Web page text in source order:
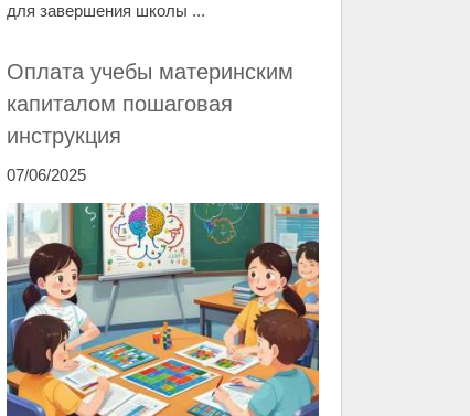
для завершения школы ...
Оплата учебы материнским
капиталом пошаговая
инструкция
07/06/2025